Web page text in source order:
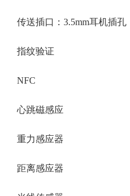
传送插口：3.5mm耳机插孔
指纹验证
NFC
心跳磁感应
重力感应器
距离感应器